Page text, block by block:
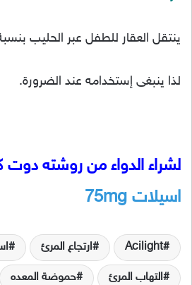
ينتقل العقار للطفل عبر الحليب
لذا ينبغى إستخدامه عند الضرورة.
لشراء الدواء من روشته دوت
اسيلات 75mg
Acilight ارتجاع المرئ
التهاب المرئ حموضة المعده